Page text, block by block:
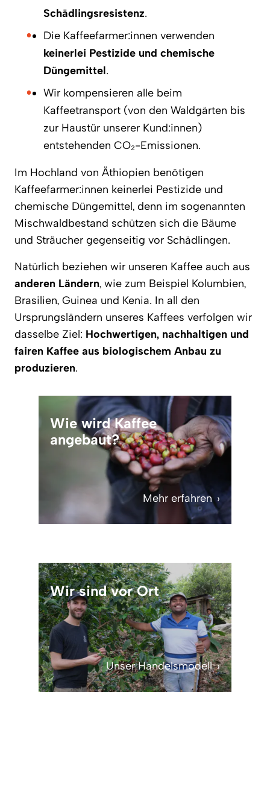
Schädlingsresistenz.
Die Kaffeefarmer:innen verwenden
keinerlei Pestizide und chemische
Düngemittel.
Wir kompensieren alle beim
Kaffeetransport (von den Waldgärten bis
zur Haustür unserer Kund:innen)
entstehenden CO₂-Emissionen.
Im Hochland von Äthiopien benötigen
Kaffeefarmer:innen keinerlei Pestizide und
chemische Düngemittel, denn im sogenannten
Mischwaldbestand schützen sich die Bäume
und Sträucher gegenseitig vor Schädlingen.
Natürlich beziehen wir unseren Kaffee auch aus
anderen Ländern, wie zum Beispiel Kolumbien,
Brasilien, Guinea und Kenia. In all den
Ursprungsländern unseres Kaffees verfolgen wir
dasselbe Ziel: Hochwertigen, nachhaltigen und
fairen Kaffee aus biologischem Anbau zu
produzieren.
Wie wird Kaffee
angebaut?
Mehr erfahren
Wir sind vor Ort
Unser Handelsmodell